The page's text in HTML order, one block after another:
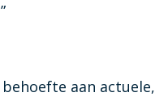
aan actuele,